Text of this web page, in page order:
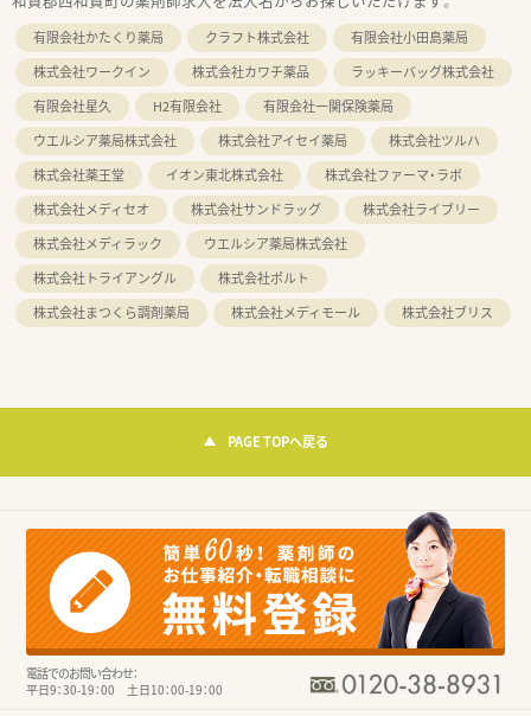
有限会社かたくり薬局 クラフト株式会社
有限会社小田島薬局
株式会社ワークイン
株式会社カワチ薬品
ラッキーバッグ株式会社
有限会社星久
H2有限会社
有限会社一関保険薬局
ウエルシア薬局株式会社
株式会社アイセイ薬局
株式会社ツルハ
株式会社薬王堂
イオン東北株式会社
株式会社ファーマ・ラボ
株式会社メディセオ
株式会社サンドラッグ
株式会社ライブリー
株式会社メディラック
ウエルシア薬局株式会社
株式会社トライアングル
株式会社ポルト
株式会社まつくら調剤薬局
株式会社メディモール 株式会社ブリス
PAGE TOPへ戻る
電話でのお問い合わせ：
平日9：30-19：00 土日10：00-19：00